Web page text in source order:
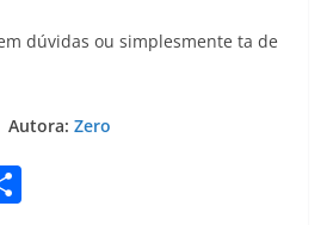
dúvidas ou simplesmente ta de
Autora: Zero